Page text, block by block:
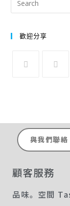
歡迎分享
與我們聯絡
顧客服務
品味。空間